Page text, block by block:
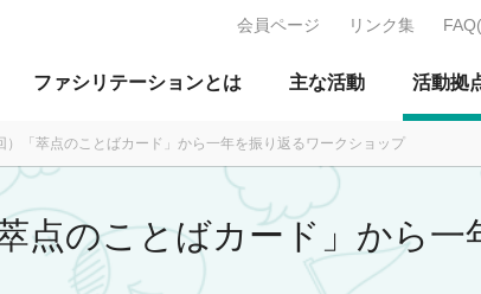
ファシリテーションとは 主な活動 活動拠
会員ページ リンク集
「萃点のことばカード」から一年を振り返るワークショップ
点のことばカード」から